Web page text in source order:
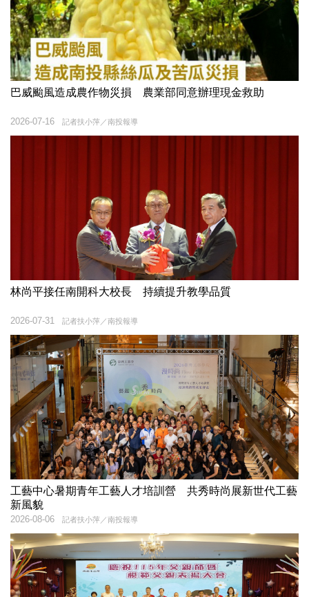
巴威颱風造成農作物災損 農業部同意辦理現金救助
記者扶小萍／南投報導
2026-07-16
林尚平接任南開科大校長 持續提升教學品質
記者扶小萍／南投報導
2026-07-31
工藝中心暑期青年工藝人才培訓營 共秀時尚展新世代工藝
新風貌
記者扶小萍／南投報導
2026-08-06